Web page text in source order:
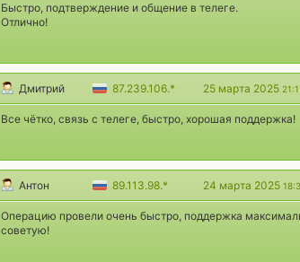
Быстро, подтверждение и общение в телеге.
Отлично!
Дмитрий 87.239.106.* 25 марта 2025
Все чётко, связь с телеге, быстро, хорошая поддержка!
Антон 89.113.98.* 24 марта 2025
Операцию провели очень быстро, поддержка
советую!